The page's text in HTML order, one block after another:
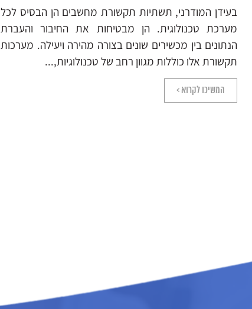
מהו סיב אופטי? הטכנולוגיה של חיבור סיב אופטי מתבססת
על שימוש בכבל המכיל סיבים דקים של זכוכית או פלסטיק
שמאפשרים העברת נתונים במהירות גבוהה באמצעות אור.
הסיבים האופטיים מצטיינים ביכולתם להעביר...
המשיכו לקרוא >